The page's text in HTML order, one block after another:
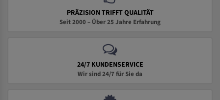
PRÄZISION TRIFFT QUALITÄT
Seit 2000 – Über 25 Jahre Erfahrung
24/7 KUNDENSERVICE
Wir sind 24/7 für Sie da